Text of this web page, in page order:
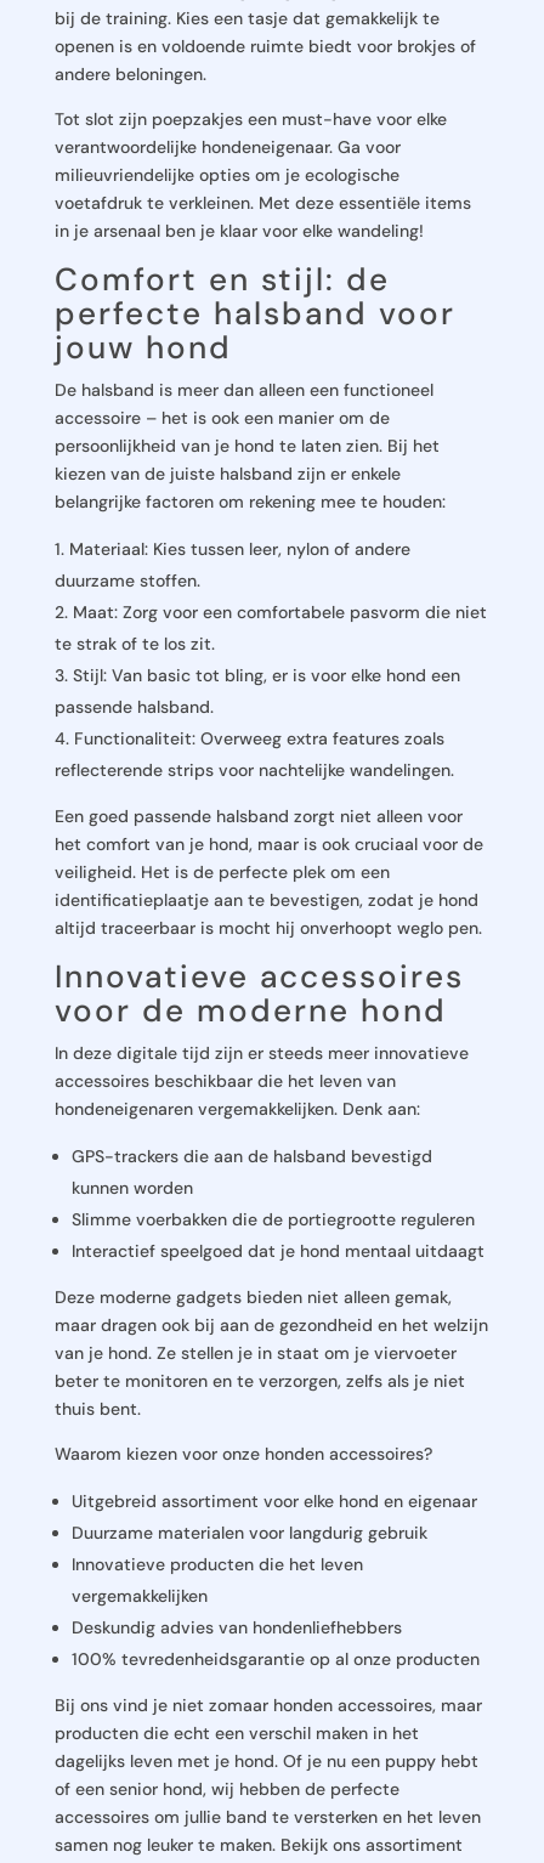
bij de training. Kies een tasje dat gemakkelijk te
openen is en voldoende ruimte biedt voor brokjes of
andere beloningen.
Tot slot zijn poepzakjes een must-have voor elke
verantwoordelijke hondeneigenaar. Ga voor
milieuvriendelijke opties om je ecologische
voetafdruk te verkleinen. Met deze essentiële items
in je arsenaal ben je klaar voor elke wandeling!
Comfort en stijl: de
perfecte halsband voor
jouw hond
De halsband is meer dan alleen een functioneel
accessoire – het is ook een manier om de
persoonlijkheid van je hond te laten zien. Bij het
kiezen van de juiste halsband zijn er enkele
belangrijke factoren om rekening mee te houden:
Materiaal: Kies tussen leer, nylon of andere
duurzame stoffen.
Maat: Zorg voor een comfortabele pasvorm die niet
te strak of te los zit.
Stijl: Van basic tot bling, er is voor elke hond een
passende halsband.
Functionaliteit: Overweeg extra features zoals
reflecterende strips voor nachtelijke wandelingen.
Een goed passende halsband zorgt niet alleen voor
het comfort van je hond, maar is ook cruciaal voor de
veiligheid. Het is de perfecte plek om een
identificatieplaatje aan te bevestigen, zodat je hond
altijd traceerbaar is mocht hij onverhoopt weglo pen.
Innovatieve accessoires
voor de moderne hond
In deze digitale tijd zijn er steeds meer innovatieve
accessoires beschikbaar die het leven van
hondeneigenaren vergemakkelijken. Denk aan:
GPS-trackers die aan de halsband bevestigd
kunnen worden
Slimme voerbakken die de portiegrootte reguleren
Interactief speelgoed dat je hond mentaal uitdaagt
Deze moderne gadgets bieden niet alleen gemak,
maar dragen ook bij aan de gezondheid en het welzijn
van je hond. Ze stellen je in staat om je viervoeter
beter te monitoren en te verzorgen, zelfs als je niet
thuis bent.
Waarom kiezen voor onze honden accessoires?
Uitgebreid assortiment voor elke hond en eigenaar
Duurzame materialen voor langdurig gebruik
Innovatieve producten die het leven
vergemakkelijken
Deskundig advies van hondenliefhebbers
100% tevredenheidsgarantie op al onze producten
Bij ons vind je niet zomaar honden accessoires, maar
producten die echt een verschil maken in het
dagelijks leven met je hond. Of je nu een puppy hebt
of een senior hond, wij hebben de perfecte
accessoires om jullie band te versterken en het leven
samen nog leuker te maken. Bekijk ons assortiment